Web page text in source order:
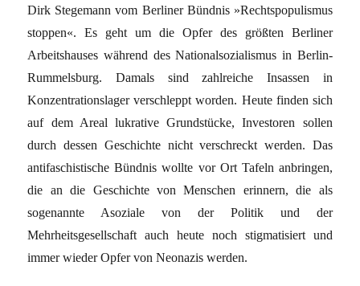
Dirk Stegemann vom Berliner Bündnis »Rechts­populismus
stoppen«. Es geht um die Opfer des größten Berliner
Arbeitshauses während des Nationalsozialismus in Berlin-
Rummelsburg. Damals sind zahlreiche Insassen in
Konzentrationslager verschleppt worden. Heute finden sich
auf dem Areal lukrative Grundstücke, Investoren sollen
durch dessen Geschichte nicht verschreckt werden. Das
antifaschistische Bündnis wollte vor Ort Tafeln anbringen,
die an die Geschichte von Menschen erinnern, die als
sogenannte Asoziale von der Politik und der
Mehrheitsgesellschaft auch heute noch stigmatisiert und
immer wieder Opfer von Neonazis werden.